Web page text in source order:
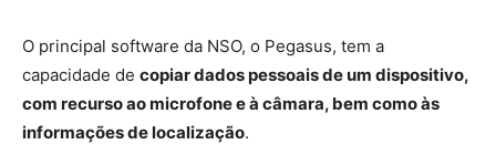
O principal software da NSO, o Pegasus, tem a
capacidade de copiar dados pessoais de um dispositivo,
com recurso ao microfone e à câmara, bem como às
informações de localização.